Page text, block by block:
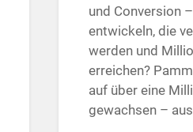
und Conversion
entwickeln, die
werden und
erreichen?
auf über eine
gewachsen –